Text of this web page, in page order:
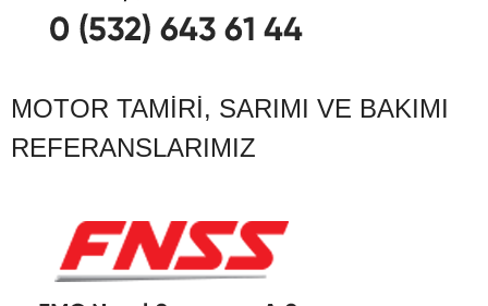
MOTOR TAMIRI, SARIMI VE BAKIMI
REFERANSLARIMIZ